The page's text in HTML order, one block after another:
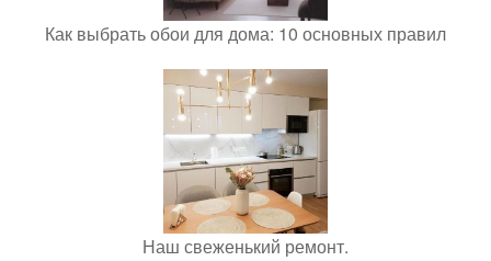
Как выбрать обои для дома: 10 основных правил
Наш свеженький ремонт.